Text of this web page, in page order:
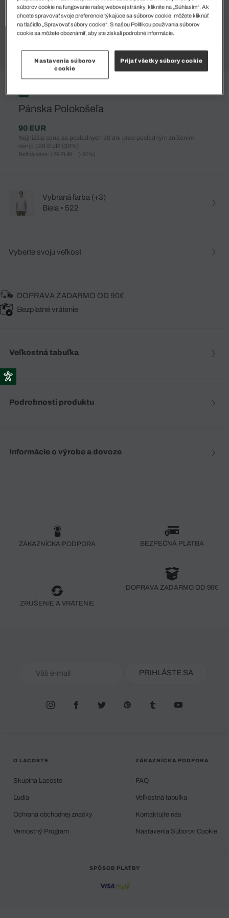
%
Pánska Polokošeľa
90 EUR
Najnižšia cena za posledných 30 dní pred posledným znížením
ceny: 129 EUR (30%)
Bežná cena: 129 EUR (-30%)
Vybraná farba (+3)
Biela • 522
Vyberte svoju veľkosť
DOPRAVA ZADARMO OD 90€
Bezplatné vrátenie
Veľkostná tabuľka
Podrobnosti produktu
Informácie o výrobe a dovoze
ZÁKAZNÍCKA PODPORA BEZPEČNÁ PLATBA
ZRUŠENIE A VRÁTENIE
DOPRAVA ZADARMO OD 90€
PRIHLÁSTE SA
O LACOSTE
Skupina Lacoste
Ľudia
Ochrana obchodnej značky
Vernostný Program
ZÁKAZNÍCKA PODPORA
FAQ
Veľkostná tabuľka
Kontaktujte nás
Nastavenia Súborov Cookie
SPÔSOB PLATBY
súborov cookie na fungovanie našej webovej stránky, kliknite na „Súhlasím“. Ak
chcete spravovať svoje preferencie týkajúce sa súborov cookie, môžete kliknúť
na tlačidlo „Spravovať súbory cookie“. S našou Politikou používania súborov
cookie sa môžete oboznámiť, aby ste získali podrobné informácie.
Nastavenia súborov
cookie
Prijať všetky súbory cookie